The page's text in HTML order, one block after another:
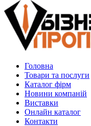
Головна
Товари та послуги
Каталог фірм
Новини компаній
Виставки
Онлайн каталог
Контакти